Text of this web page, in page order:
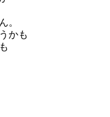
。
かも